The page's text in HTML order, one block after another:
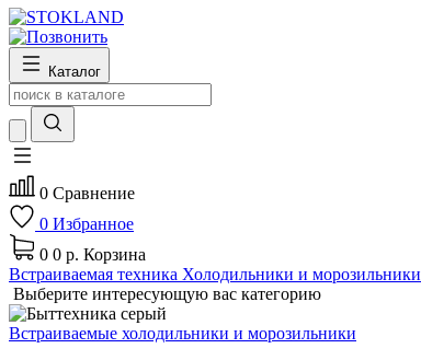
Каталог
0 Сравнение
0 Избранное
0 0 р. Корзина
Встраиваемая техника Холодильники и морозильники
Выберите интересующую вас категорию
Встраиваемые холодильники и морозильники